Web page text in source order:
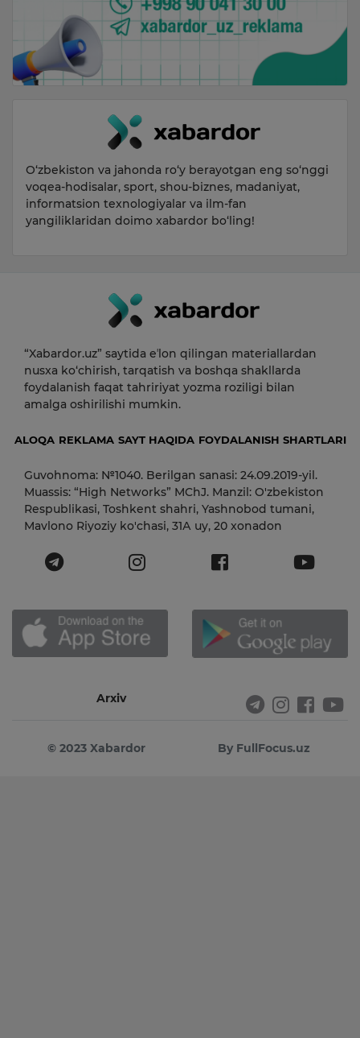
O‘zbekiston va jahonda ro‘y berayotgan eng so‘nggi
voqea-hodisalar, sport, shou-biznes, madaniyat,
informatsion texnologiyalar va ilm-fan
yangiliklaridan doimo xabardor bo‘ling!
“Xabardor.uz” saytida eʼlon qilingan materiallardan
nusxa ko‘chirish, tarqatish va boshqa shakllarda
foydalanish faqat tahririyat yozma roziligi bilan
amalga oshirilishi mumkin.
ALOQA REKLAMA SAYT HAQIDA FOYDALANISH SHARTLARI
Guvohnoma: №1040. Berilgan sanasi: 24.09.2019-yil.
Muassis: “High Networks” MChJ. Manzil: O'zbekiston
Respublikasi, Toshkent shahri, Yashnobod tumani,
Mavlono Riyoziy ko'chasi, 31А uy, 20 xonadon
Arxiv
© 2023 Xabardor By FullFocus.uz